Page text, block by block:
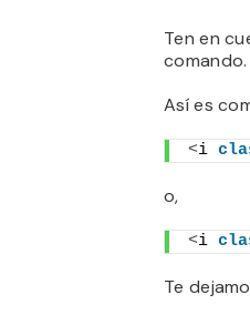
Ten en
Así es
<i
o,
<i
Te